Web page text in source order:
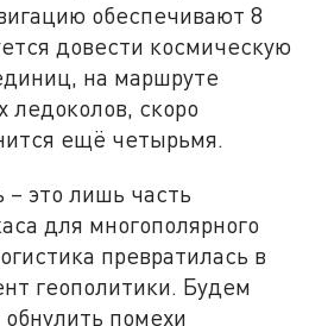
обеспечивают 8
довести космическую
на маршруте
ледоколов, скоро
ещё четырьмя.
это лишь часть
для многополярного
превратилась в
геополитики. Будем
помехи